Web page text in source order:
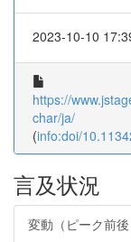
2023-10-10
https://
char/ja/
(info:doi/
言及状況
変動（ピーク前後